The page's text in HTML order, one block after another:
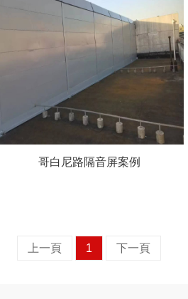
哥白尼路隔音屏案例
上一頁 1 下一頁